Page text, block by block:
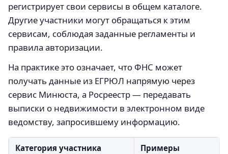
регистрирует свои сервисы в общем каталоге.
Другие участники могут обращаться к этим
сервисам, соблюдая заданные регламенты и
правила авторизации.
На практике это означает, что ФНС может
получать данные из ЕГРЮЛ напрямую через
сервис Минюста, а Росреестр — передавать
выписки о недвижимости в электронном виде
ведомству, запросившему информацию.
Категория участника Примеры